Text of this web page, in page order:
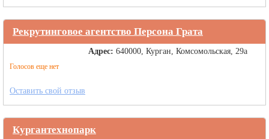
Рекрутинговое агентство Персона Грата
Голосов еще нет
Адрес: 640000, Курган, Комсомольская, 29а
Оставить свой отзыв
Кургантехнопарк